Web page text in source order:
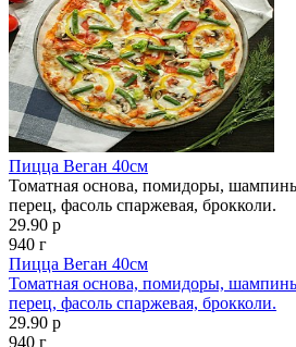
Пицца Веган 40см
Томатная основа, помидоры,
перец, фасоль спаржевая, брокколи.
29.90 р
940 г
Пицца Веган 40см
Томатная основа, помидоры,
перец, фасоль спаржевая, брокколи.
29.90 р
940 г